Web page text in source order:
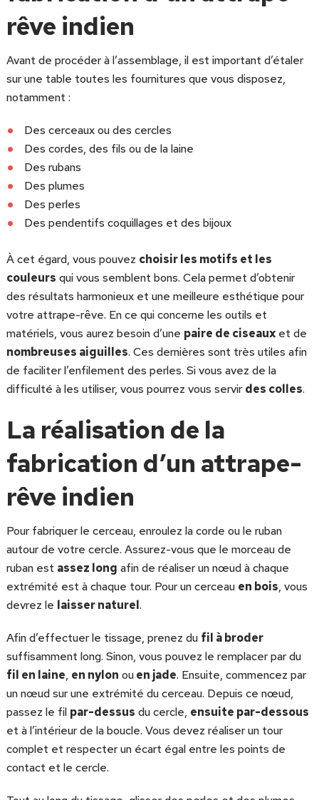
rêve indien
Avant de procéder à l’assemblage, il est important d’étaler
sur une table toutes les fournitures que vous disposez,
notamment :
Des cerceaux ou des cercles
Des cordes, des fils ou de la laine
Des rubans
Des plumes
Des perles
Des pendentifs coquillages et des bijoux
À cet égard, vous pouvez choisir les motifs et les
couleurs qui vous semblent bons. Cela permet d’obtenir
des résultats harmonieux et une meilleure esthétique pour
votre attrape-rêve. En ce qui concerne les outils et
matériels, vous aurez besoin d’une paire de ciseauxet de
nombreuses aiguilles. Ces dernières sont très utiles afin
de faciliter l’enfilement des perles. Si vous avez de la
difficulté à les utiliser, vous pourrez vous servirdes colles.
La réalisation de la
fabrication d’un attrape-
rêve indien
Pour fabriquer le cerceau, enroulez la corde ou le ruban
autour de votre cercle. Assurez-vous que le morceau de
ruban est assez long afin de réaliser un nœud à chaque
extrémité est à chaque tour. Pour un cerceau en bois, vous
devrez le laisser naturel.
Afin d’effectuer le tissage, prenez du fil à broder
suffisamment long. Sinon, vous pouvez le remplacer par du
fil en laine, en nylon ouen jade. Ensuite, commencez par
un nœud sur une extrémité du cerceau. Depuis ce nœud,
passez le fil par-dessus du cercle, ensuite par-dessous
et à l’intérieur de la boucle. Vous devez réaliser un tour
complet et respecter un écart égal entre les points de
contact et le cercle.